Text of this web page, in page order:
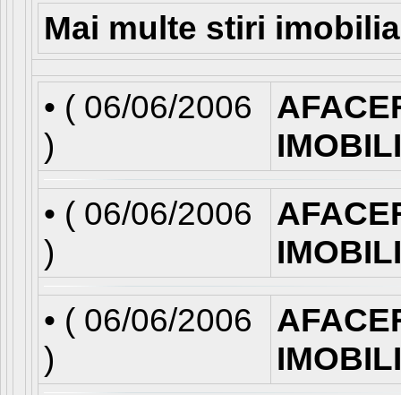
Mai multe stiri
• ( 06/06/2006
)
• ( 06/06/2006
)
• ( 06/06/2006
)